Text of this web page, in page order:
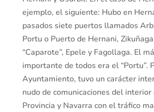
ejemplo, el siguiente: Hubo en
pasados siete puertos llamados
Portu o Puerto de Hernani,
“Caparote”, Epele y Fagollaga. El
importante de todos era el “Portu”.
Ayuntamiento, tuvo un carácter
nudo de comunicaciones del interior
Provincia y Navarra con el tráfico